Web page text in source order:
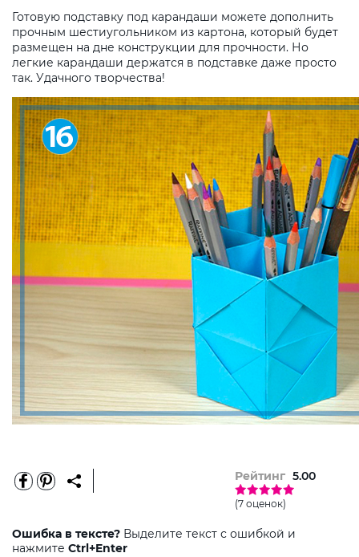
Готовую подставку под карандаши можете дополнить
прочным шестиугольником из картона, который будет
размещен на дне конструкции для прочности. Но
легкие карандаши держатся в подставке даже просто
так. Удачного творчества!
Рейтинг 5.00
(7 оценок)
Ошибка в тексте? Выделите текст с ошибкой и
нажмите Ctrl+Enter